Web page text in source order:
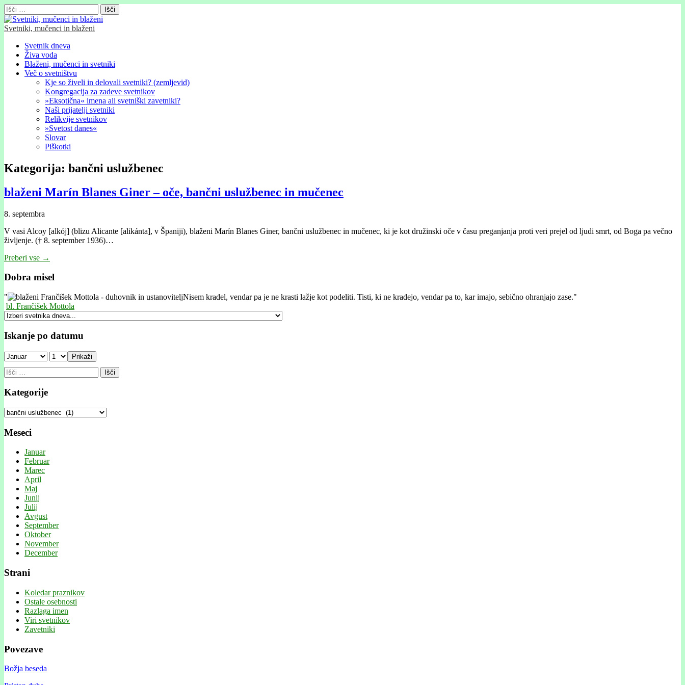
Išči:
Svetniki, mučenci in blaženi
Glavni
meni
Skip
content
Svetnik dneva
Živa voda
Blaženi, mučenci in svetniki
Več o svetništvu
Kje so živeli in delovali svetniki? (zemljevid)
Kongregacija za zadeve svetnikov
»Eksotična« imena ali svetniški zavetniki?
Naši prijatelji svetniki
Relikvije svetnikov
»Svetost danes«
Slovar
Piškotki
Kategorija: bančni uslužbenec
blaženi Marín Blanes Giner – oče, bančni uslužbenec in mučenec
8. septembra
V vasi Alcoy [alkój] (blizu Alicante [alikánta], v Španiji), blaženi Marín Blanes Giner, bančni uslužbenec in mučenec, ki je kot družinski oče v času preganjanja proti veri prejel od ljudi smrt, od Boga pa večno
življenje. († 8. september 1936)…
Preberi vse →
Dobra misel
"
Nisem kradel, vendar pa je ne krasti lažje kot podeliti. Tisti, ki ne kradejo, vendar pa to, kar imajo, sebično ohranjajo zase."
bl. Frančišek Mottola
Iskanje po datumu
Prikaži
Išči:
Kategorije
Kategorije
Meseci
Januar
Februar
Marec
April
Maj
Junij
Julij
Avgust
September
Oktober
November
December
Strani
Koledar praznikov
Ostale osebnosti
Razlaga imen
Viri svetnikov
Zavetniki
Povezave
Božja beseda